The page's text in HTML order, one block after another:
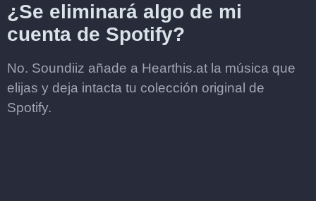
¿Se eliminará algo de mi
cuenta de Spotify?
No. Soundiiz añade a Hearthis.at la música que
elijas y deja intacta tu colección original de
Spotify.